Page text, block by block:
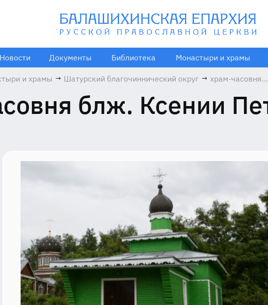
Новости Документы Библиотека Монастыри и храмы
и храмы → Шатурский благочиннический округ → храм-часовня
Петербургской
блж. Ксении